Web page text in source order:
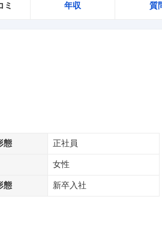
ミ 年収 質
態 正社員
女性
態 新卒入社